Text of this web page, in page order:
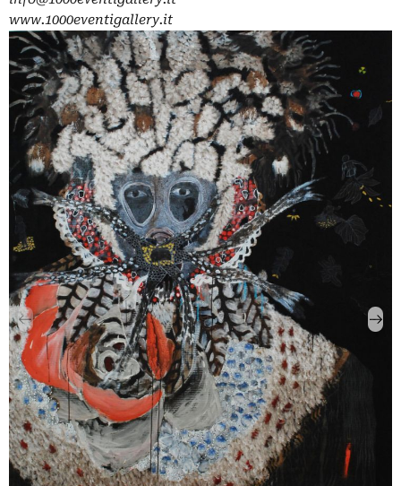
www.1000eventigallery.it